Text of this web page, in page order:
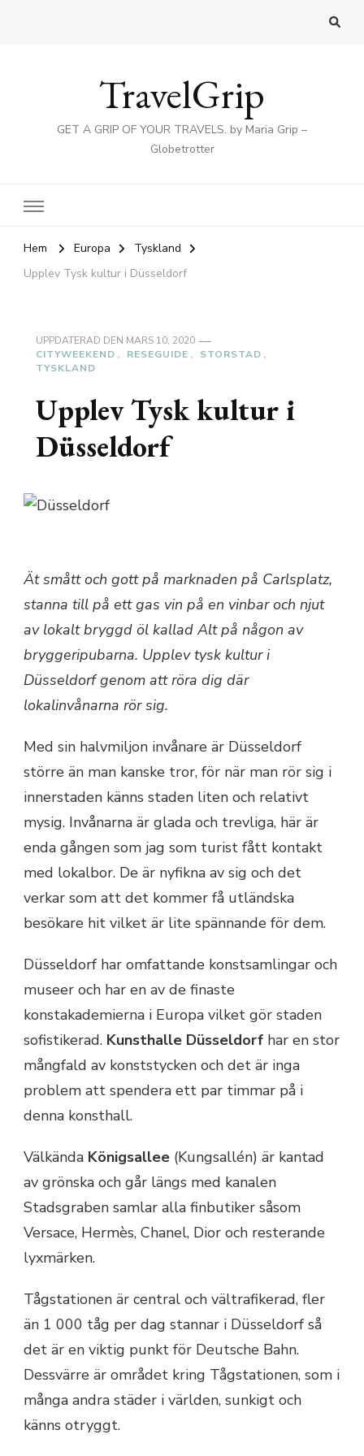
TravelGrip
GET A GRIP OF YOUR TRAVELS. by Maria Grip –
Globetrotter
Hem Europa
Tyskland
Upplev Tysk kultur i Düsseldorf
UPPDATERAD DEN MARS 10, 2020
CITYWEEKEND
RESEGUIDE
STORSTAD
TYSKLAND
Upplev Tysk kultur i
Düsseldorf
Ät smått och gott på marknaden på Carlsplatz,
stanna till på ett gas vin på en vinbar och njut
av lokalt bryggd öl kallad Alt på någon av
bryggeripubarna. Upplev tysk kultur i
Düsseldorf genom att röra dig där
lokalinvånarna rör sig.
Med sin halvmiljon invånare är Düsseldorf
större än man kanske tror, för när man rör sig i
innerstaden känns staden liten och relativt
mysig. Invånarna är glada och trevliga, här är
enda gången som jag som turist fått kontakt
med lokalbor. De är nyfikna av sig och det
verkar som att det kommer få utländska
besökare hit vilket är lite spännande för dem.
Düsseldorf har omfattande konstsamlingar och
museer och har en av de finaste
konstakademierna i Europa vilket gör staden
sofistikerad. Kunsthalle Düsseldorf har en stor
mångfald av konststycken och det är inga
problem att spendera ett par timmar på i
denna konsthall.
Välkända Königsallee (Kungsallén) är kantad
av grönska och går längs med kanalen
Stadsgraben samlar alla finbutiker såsom
Versace, Hermès, Chanel, Dior och resterande
lyxmärken.
Tågstationen är central och vältrafikerad, fler
än 1 000 tåg per dag stannar i Düsseldorf så
det är en viktig punkt för Deutsche Bahn.
Dessvärre är området kring Tågstationen, som i
många andra städer i världen, sunkigt och
känns otryggt.